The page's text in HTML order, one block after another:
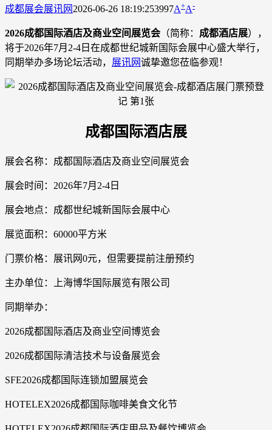
成都展会展讯网 2026-06-26 18:19:253997A+A-
2026成都国际酒店及商业空间展览会 （简称： 成都酒店展），
将于2026年7月2-4日在成都世纪城新国际会展中心盛大举行，
同期举办多场论坛活动， 展讯网诚挚邀您莅临参观！
成都国际酒店展
展会名称：成都国际酒店及商业空间展览会
展会时间：2026年7月2-4日
展会地点：成都世纪城新国际会展中心
展览面积：60000平方米
门票价格：展讯网0元，但需要提前注册预约
主办单位：上海博华国际展览有限公司
同期举办：
2026成都国际酒店及商业空间博览会
2026成都国际清洁技术与设备展览会
SFE2026成都国际连锁加盟展览会
HOTELEX2026成都国际咖啡美食文化节